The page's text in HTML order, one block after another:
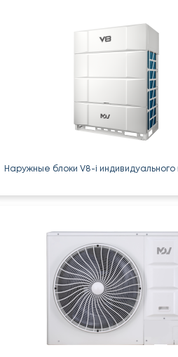
Наружные блоки V8-i индивидуального